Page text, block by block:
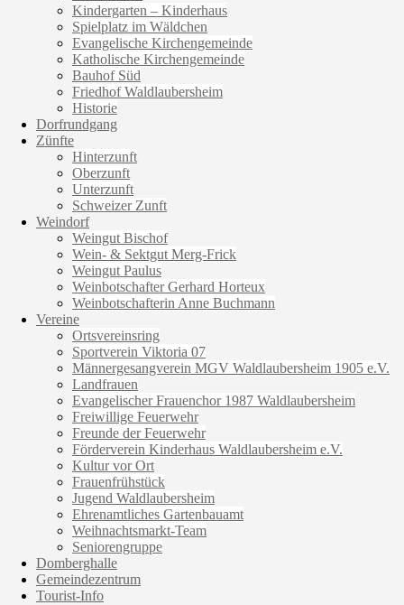
Kindergarten – Kinderhaus
Spielplatz im Wäldchen
Evangelische Kirchengemeinde
Katholische Kirchengemeinde
Bauhof Süd
Friedhof Waldlaubersheim
Historie
Dorfrundgang
Zünfte
Hinterzunft
Oberzunft
Unterzunft
Schweizer Zunft
Weindorf
Weingut Bischof
Wein- & Sektgut Merg-Frick
Weingut Paulus
Weinbotschafter Gerhard Horteux
Weinbotschafterin Anne Buchmann
Vereine
Ortsvereinsring
Sportverein Viktoria 07
Männergesangverein MGV Waldlaubersheim 1905 e.V.
Landfrauen
Evangelischer Frauenchor 1987 Waldlaubersheim
Freiwillige Feuerwehr
Freunde der Feuerwehr
Förderverein Kinderhaus Waldlaubersheim e.V.
Kultur vor Ort
Frauenfrühstück
Jugend Waldlaubersheim
Ehrenamtliches Gartenbauamt
Weihnachtsmarkt-Team
Seniorengruppe
Domberghalle
Gemeindezentrum
Tourist-Info